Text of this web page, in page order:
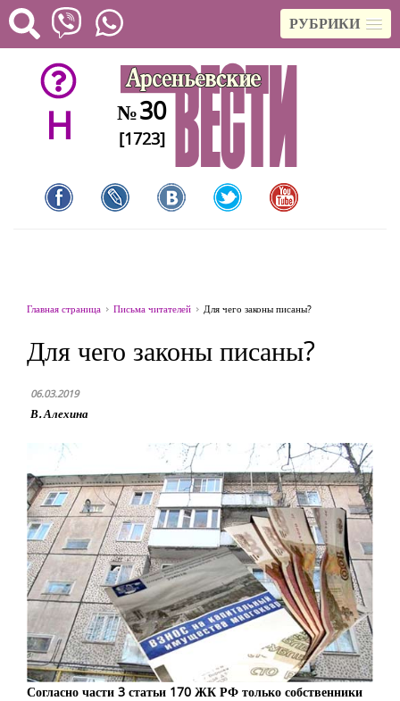
РУБРИКИ
H №30
[1723]
Главная страница Письма читателей Для чего законы писаны?
Для чего законы писаны?
06.03.2019
В. Алехина
Согласно части 3 статьи 170 ЖК РФ только собственники